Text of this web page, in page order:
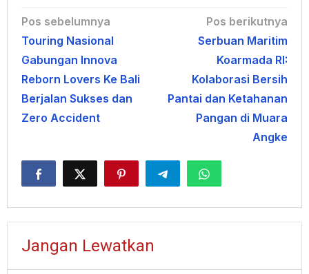
Navigasi
pos
Pos sebelumnya
Touring Nasional
Gabungan Innova
Reborn Lovers Ke Bali
Berjalan Sukses dan
Zero Accident
Pos berikutnya
Serbuan Maritim
Koarmada RI:
Kolaborasi Bersih
Pantai dan Ketahanan
Pangan di Muara
Angke
Jangan Lewatkan